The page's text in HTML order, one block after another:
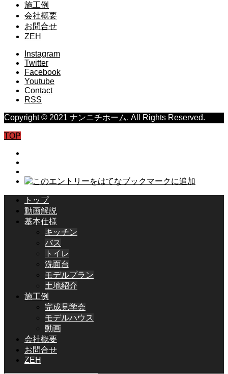
施工例
会社概要
お問合せ
ZEH
Instagram
Twitter
Facebook
Youtube
Contact
RSS
Copyright © 2021 ナンニチホーム. All Rights Reserved.
TOP
トップ
動画解説
基本仕様
キッチン
バス
トイレ
洗面台
モデルプラン
土地紹介
施工例
完成見学会
モデルハウス
動画
会社概要
お問合せ
ZEH